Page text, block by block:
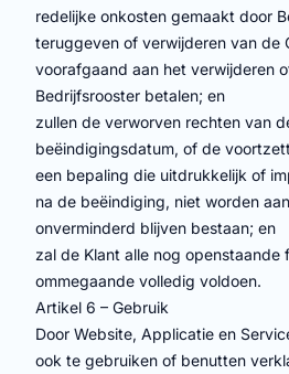
redelijke onkosten gemaakt door
teruggeven of verwijderen van de
voorafgaand aan het verwijderen
Bedrijfsrooster betalen; en
zullen de verworven rechten van
beëindigingsdatum, of de
een bepaling die uitdrukkelijk of
na de beëindiging, niet worden
onverminderd blijven bestaan; en
zal de Klant alle nog openstaande
ommegaande volledig voldoen.
Artikel 6 – Gebruik
Door Website, Applicatie en
ook te gebruiken of benutten